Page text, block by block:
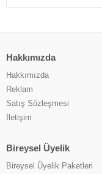
Hakkımızda
Hakkımızda
Reklam
Satış Sözleşmesi
İletişim
Bireysel Üyelik
Bireysel Üyelik Paketleri